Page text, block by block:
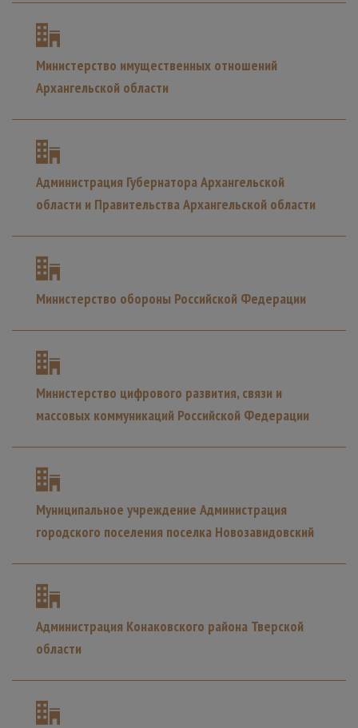
Министерство имущественных отношений
Архангельской области
Администрация Губернатора Архангельской
области и Правительства Архангельской области
Министерство обороны Российской Федерации
Министерство цифрового развития, связи и
массовых коммуникаций Российской Федерации
Муниципальное учреждение Администрация
городского поселения поселка Новозавидовский
Администрация Конаковского района Тверской
области